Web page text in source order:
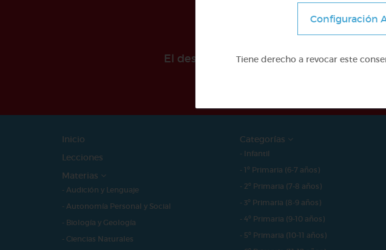
El desarollo de este proyecto ha sido
Inicio
Lecciones
Materias
- Audición y Lenguaje
- Autonomía Personal y Social
- Biología y Geología
- Ciencias Naturales
Categorías
- Infantil
- 1º Primaria (6-7 años)
- 2º Primaria (7-8 años)
- 3º Primaria (8-9 años)
- 4º Primaria (9-10 años)
- 5º Primaria (10-11 años)
Configuración
Tiene derecho a revocar este